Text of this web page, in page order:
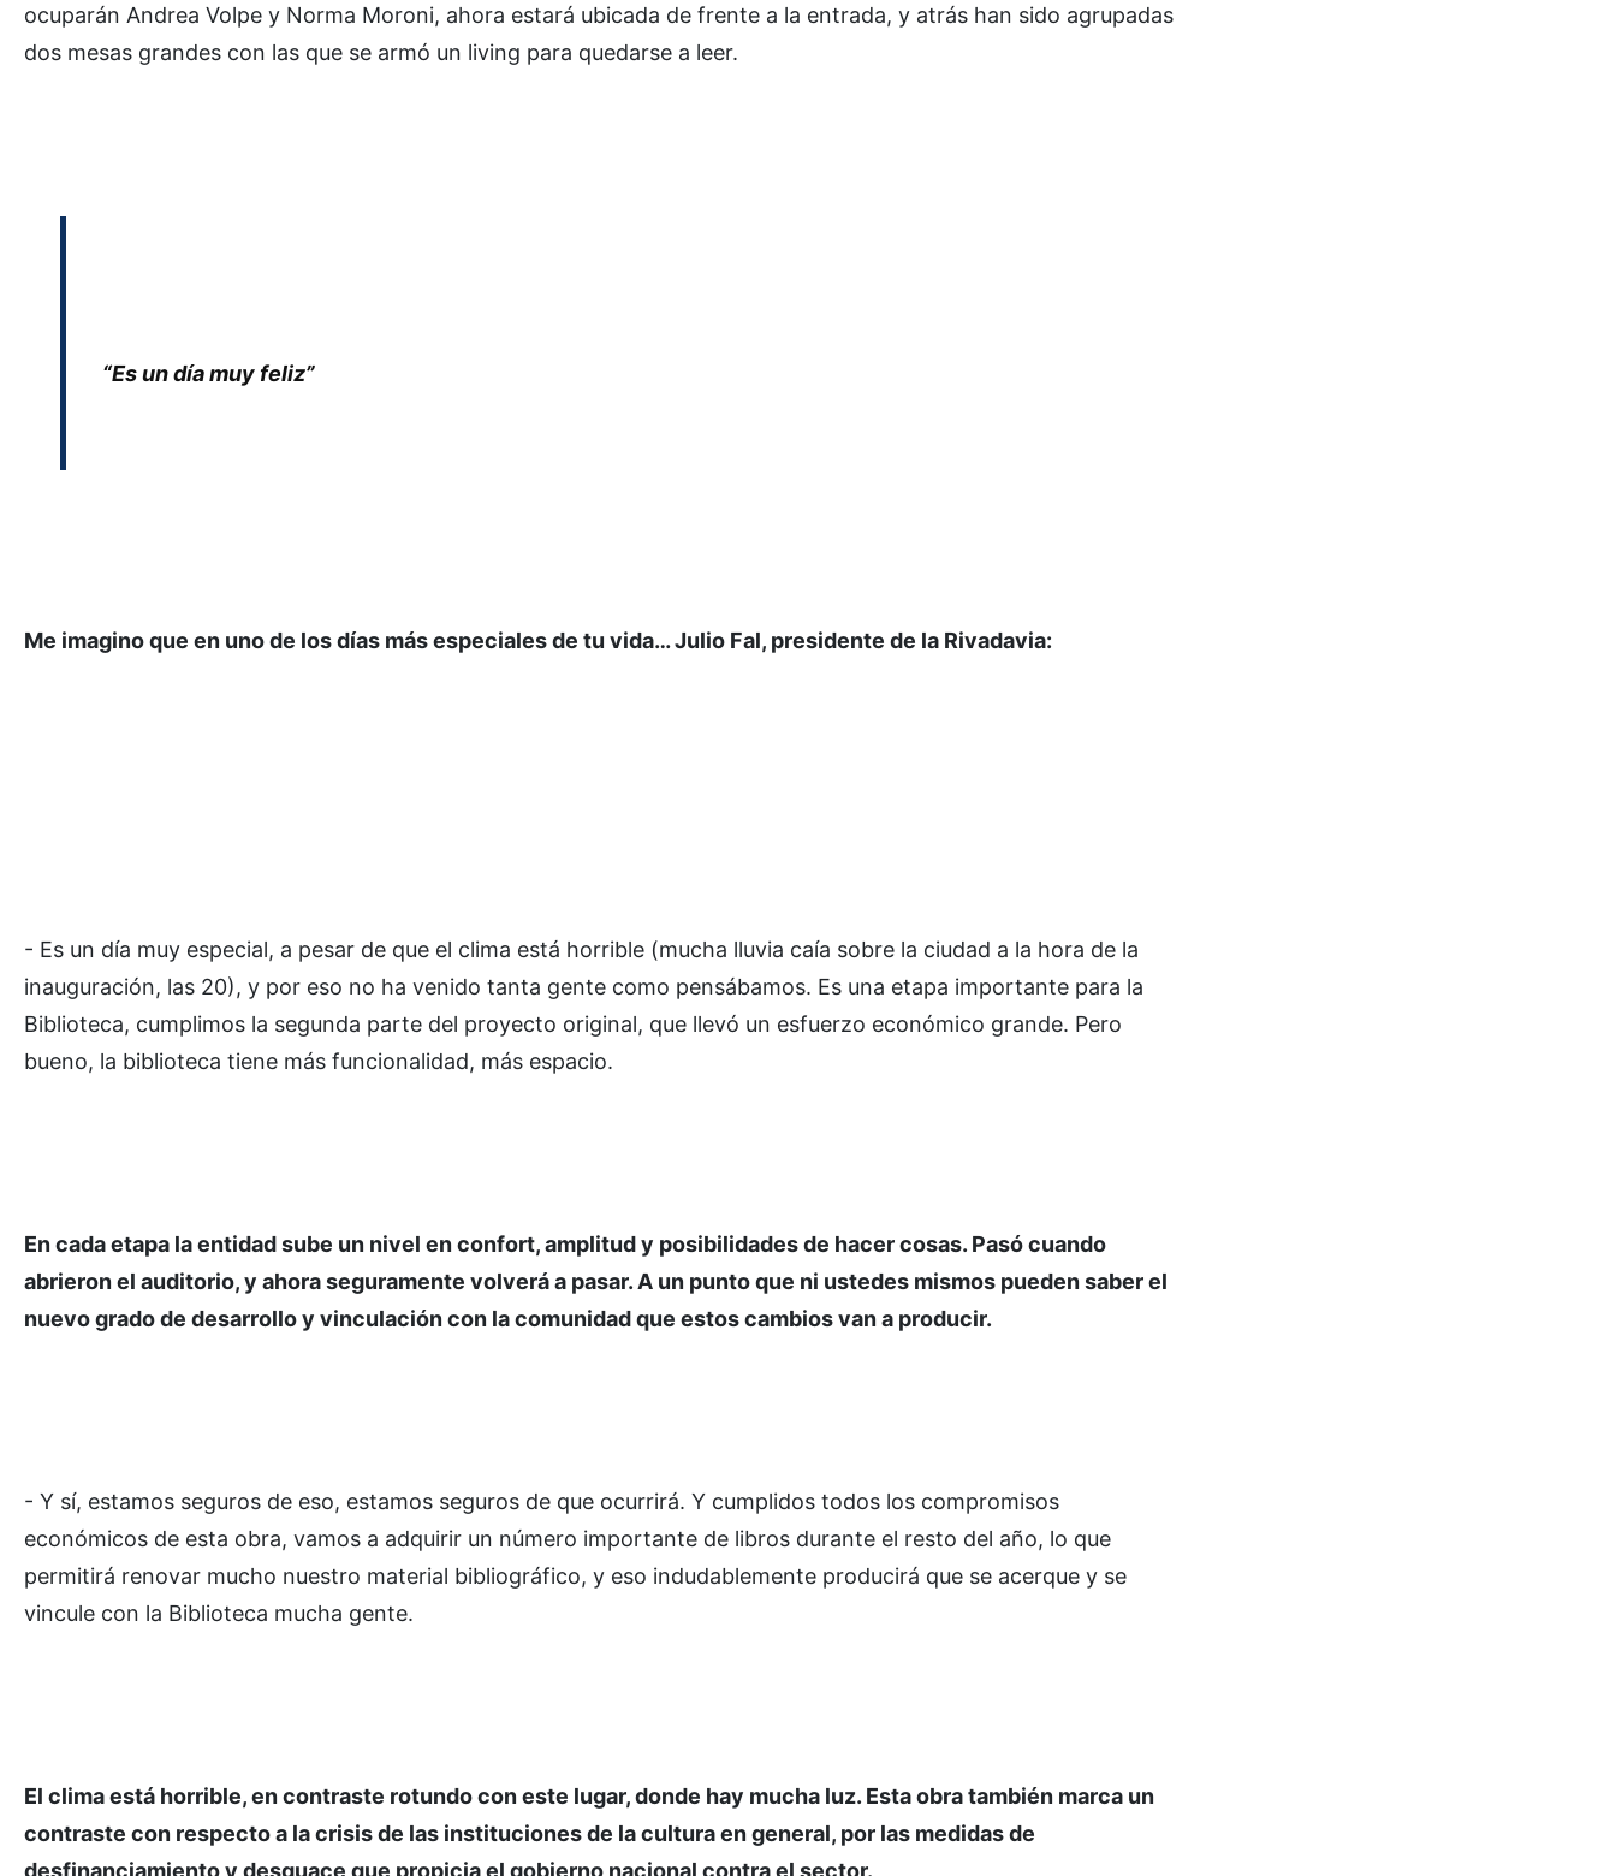
ocuparán Andrea Volpe y Norma Moroni, ahora estará ubicada de frente a la entrada, y atrás han sido agrupadas
dos mesas grandes con las que se armó un living para quedarse a leer.
“Es un día muy feliz”
Me imagino que en uno de los días más especiales de tu vida… Julio Fal, presidente de la Rivadavia:
- Es un día muy especial, a pesar de que el clima está horrible (mucha lluvia caía sobre la ciudad a la hora de la
inauguración, las 20), y por eso no ha venido tanta gente como pensábamos. Es una etapa importante para la
Biblioteca, cumplimos la segunda parte del proyecto original, que llevó un esfuerzo económico grande. Pero
bueno, la biblioteca tiene más funcionalidad, más espacio.
En cada etapa la entidad sube un nivel en confort, amplitud y posibilidades de hacer cosas. Pasó cuando
abrieron el auditorio, y ahora seguramente volverá a pasar. A un punto que ni ustedes mismos pueden saber el
nuevo grado de desarrollo y vinculación con la comunidad que estos cambios van a producir.
- Y sí, estamos seguros de eso, estamos seguros de que ocurrirá. Y cumplidos todos los compromisos
económicos de esta obra, vamos a adquirir un número importante de libros durante el resto del año, lo que
permitirá renovar mucho nuestro material bibliográfico, y eso indudablemente producirá que se acerque y se
vincule con la Biblioteca mucha gente.
El clima está horrible, en contraste rotundo con este lugar, donde hay mucha luz. Esta obra también marca un
contraste con respecto a la crisis de las instituciones de la cultura en general, por las medidas de
desfinanciamiento y desguace que propicia el gobierno nacional contra el sector.